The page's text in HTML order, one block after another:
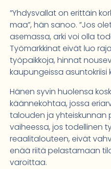
”Yhdysvallat on erittäin
maa”, hän sanoo. ”Jos
asemassa, arki voi olla
Työmarkkinat eivät luo
työpaikkoja, hinnat
kaupungeissa asuntokriisi
Hänen syvin huolensa
käännekohtaa, jossa
talouden ja yhteiskunnan
vaiheessa, jos todellinen
reaalitalouteen, eivät
enää riitä pelastamaan
varoittaa.